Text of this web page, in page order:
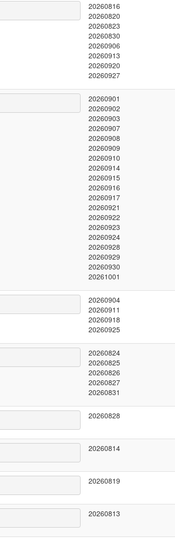
20260816
20260820
20260823
20260830
20260906
20260913
20260920
20260927
20260901
20260902
20260903
20260907
20260908
20260909
20260910
20260914
20260915
20260916
20260917
20260921
20260922
20260923
20260924
20260928
20260929
20260930
20261001
20260904
20260911
20260918
20260925
20260824
20260825
20260826
20260827
20260831
20260828
20260814
20260819
20260813